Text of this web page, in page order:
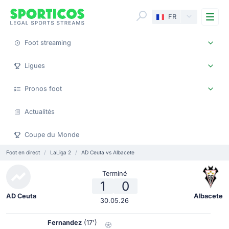
FR
Foot streaming
Ligues
Pronos foot
Actualités
Coupe du Monde
Foot en direct LaLiga 2 AD Ceuta vs Albacete
AD Ceuta
Terminé
1 0
30.05.26
Albacete
Fernandez (17')